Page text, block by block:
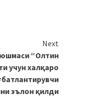
Next
“Олтин
учун халқаро
эълон қилди